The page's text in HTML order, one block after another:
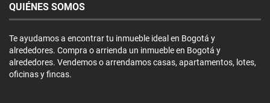
QUIÉNES SOMOS
Te ayudamos a encontrar tu inmueble ideal en Bogotá y
alrededores. Compra o arrienda un inmueble en Bogotá y
alrededores. Vendemos o arrendamos casas, apartamentos, lotes,
oficinas y fincas.